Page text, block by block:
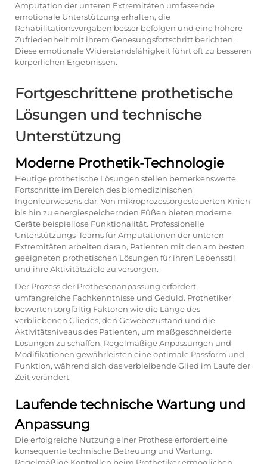
Amputation der unteren Extremitäten umfassende
emotionale Unterstützung erhalten, die
Rehabilitationsvorgaben besser befolgen und eine höhere
Zufriedenheit mit ihrem Genesungsfortschritt berichten.
Diese emotionale Widerstandsfähigkeit führt oft zu besseren
körperlichen Ergebnissen.
Fortgeschrittene prothetische
Lösungen und technische
Unterstützung
Moderne Prothetik-Technologie
Heutige prothetische Lösungen stellen bemerkenswerte
Fortschritte im Bereich des biomedizinischen
Ingenieurwesens dar. Von mikroprozessorgesteuerten Knien
bis hin zu energiespeichernden Füßen bieten moderne
Geräte beispiellose Funktionalität. Professionelle
Unterstützungs-Teams für Amputationen der unteren
Extremitäten arbeiten daran, Patienten mit den am besten
geeigneten prothetischen Lösungen für ihren Lebensstil
und ihre Aktivitätsziele zu versorgen.
Der Prozess der Prothesenanpassung erfordert
umfangreiche Fachkenntnisse und Geduld. Prothetiker
bewerten sorgfältig Faktoren wie die Länge des
verbliebenen Gliedes, den Gewebezustand und die
Aktivitätsniveaus des Patienten, um maßgeschneiderte
Lösungen zu schaffen. Regelmäßige Anpassungen und
Modifikationen gewährleisten eine optimale Passform und
Funktion, während sich das verbleibende Glied im Laufe der
Zeit verändert.
Laufende technische Wartung und
Anpassung
Die erfolgreiche Nutzung einer Prothese erfordert eine
konsequente technische Betreuung und Wartung.